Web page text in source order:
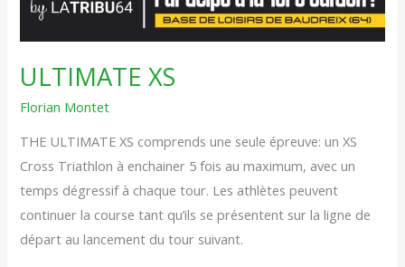
ULTIMATE XS
Florian Montet
THE ULTIMATE XS comprends une seule épreuve: un XS
Cross Triathlon à enchainer 5 fois au maximum, avec un
temps dégressif à chaque tour. Les athlètes peuvent
continuer la course tant qu’ils se présentent sur la ligne de
départ au lancement du tour suivant.